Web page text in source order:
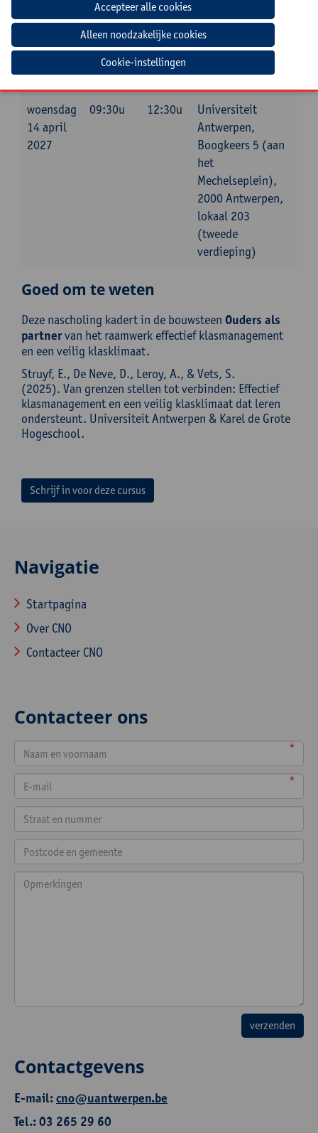
Jouw bijdrage: 69 EUR.
Inlichtingen bij: Gonda Peeters, 03 265 56 27,
gonda.peeters@uantwerpen.be
Datum Beginuur Einduur
Locatie
woensdag
14 april
2027
09:30u 12:30u
Universiteit
Antwerpen,
Boogkeers 5 (aan
het
Mechelseplein),
2000 Antwerpen,
lokaal 203
(tweede
verdieping)
Goed om te weten
Deze nascholing kadert in de bouwsteen Ouders als
partnervan het raamwerk effectief klasmanagement
en een veilig klasklimaat.
Struyf, E., De Neve, D., Leroy, A., & Vets, S.
(2025). Van grenzen stellen tot verbinden: Effectief
klasmanagement en een veilig klasklimaat dat leren
ondersteunt. Universiteit Antwerpen & Karel de Grote
Hogeschool.
Schrijf in voor deze cursus
Navigatie
Startpagina
Over CNO
Contacteer CNO
Contacteer ons
*
*
Contactgevens
E-mail:cno@uantwerpen.be
Tel.: 03 265 29 60
Cookie-instellingen